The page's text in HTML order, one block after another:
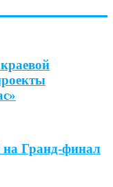
на Гранд-финал